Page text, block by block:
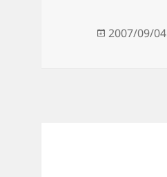
发
2007/09/04